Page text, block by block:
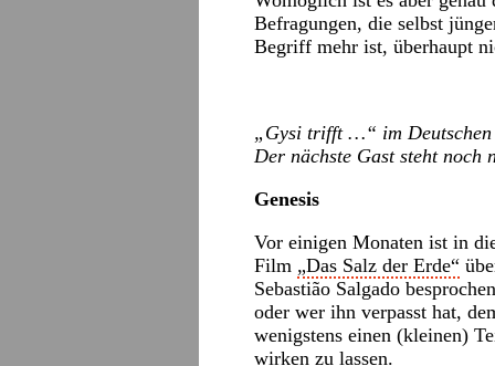
Befragungen, die selbst
Begriff mehr ist, überhaupt
„Gysi trifft …“ im Deutschen
Der nächste Gast steht noch
Genesis
Vor einigen Monaten ist in
Film „Das Salz der Erde“
Sebastião Salgado
oder wer ihn verpasst hat,
wenigstens einen (kleinen)
wirken zu lassen.